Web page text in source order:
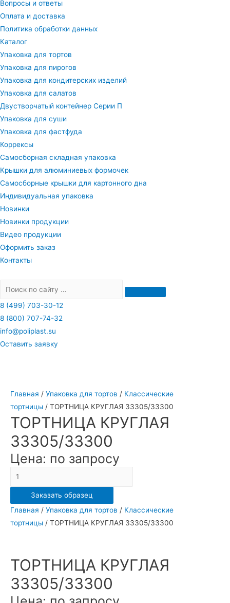
Вопросы и ответы
Оплата и доставка
Политика обработки данных
Каталог
Упаковка для тортов
Упаковка для пирогов
Упаковка для кондитерских изделий
Упаковка для салатов
Двустворчатый контейнер Серии П
Упаковка для суши
Упаковка для фастфуда
Коррексы
Самосборная складная упаковка
Крышки для алюминиевых формочек
Самосборные крышки для картонного дна
Индивидуальная упаковка
Новинки
Новинки продукции
Видео продукции
Оформить заказ
Контакты
8 (499) 703-30-12
8 (800) 707-74-32
info@poliplast.su
Оставить заявку
Главная / Упаковка для тортов / Классические
тортницы / ТОРТНИЦА КРУГЛАЯ 33305/33300
ТОРТНИЦА КРУГЛАЯ
33305/33300
Цена: по запросу
Количество
ТОРТНИЦА
КРУГЛАЯ
33305/33300
Заказать образец
Главная / Упаковка для тортов / Классические
тортницы / ТОРТНИЦА КРУГЛАЯ 33305/33300
ТОРТНИЦА КРУГЛАЯ
33305/33300